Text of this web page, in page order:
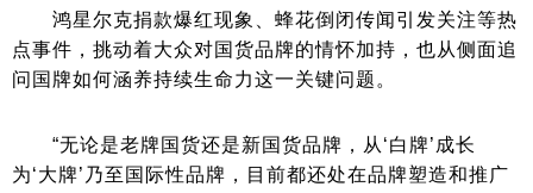
鸿星尔克捐款爆红现象、蜂花倒闭传闻引发关注等热
点事件，挑动着大众对国货品牌的情怀加持，也从侧面追
问国牌如何涵养持续生命力这一关键问题。
“无论是老牌国货还是新国货品牌，从‘白牌’成长
为‘大牌’乃至国际性品牌，目前都还处在品牌塑造和推广